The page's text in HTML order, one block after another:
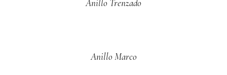
Anillo Trenzado
Anillo Marco